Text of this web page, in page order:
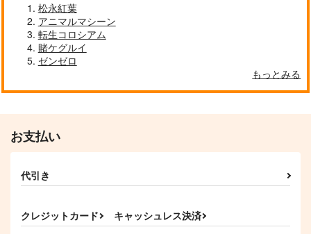
松永紅葉
アニマルマシーン
転生コロシアム
賭ケグルイ
ゼンゼロ
もっとみる
お支払い
代引き
クレジットカード キャッシュレス決済